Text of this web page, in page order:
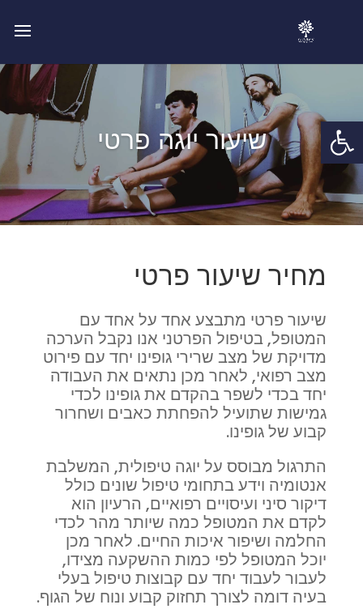
פתח סרגל נגישות שיעור יוגה פרטי
מחיר שיעור פרטי
שיעור פרטי מתבצע אחד על אחד עם
המטופל, בטיפול הפרטני אנו נקבל הערכה
מדויקת של מצב שרירי גופינו יחד עם פירוט
מצב רפואי, לאחר מכן נתאים את העבודה
יחד בכדי לשפר בהקדם את גופינו לכדי
גמישות שתועיל להפחתת כאבים ושחרור
קבוע של גופינו.
התרגול מבוסס על יוגה טיפולית, המשלבת
אנטומיה וידע בתחומי טיפול שונים כולל
דיקור סיני ועיסויים רפואיים, הרעיון הוא
לקדם את המטופל כמה שיותר מהר לכדי
החלמה ושיפור איכות החיים. לאחר מכן
יוכל המטופל לפי כמות ההשקעה מצידו,
לעבור לעבוד יחד עם קבוצות טיפול בעלי
בעיה דומה לצורך תחזוק קבוע ונוח של הגוף.